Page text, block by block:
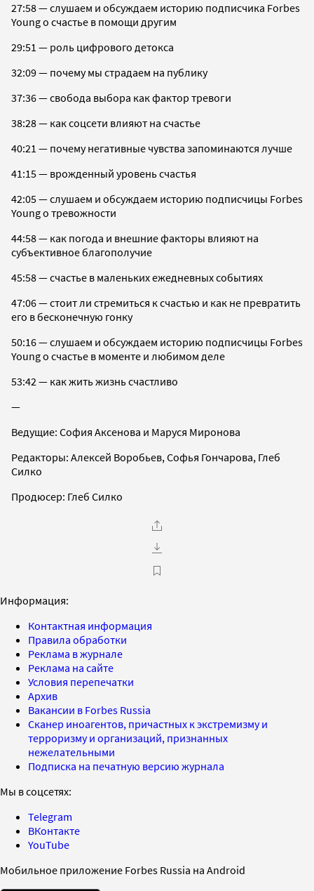
27:58 — слушаем и обсуждаем историю подписчика Forbes
Young о счастье в помощи другим
29:51 — роль цифрового детокса
32:09 — почему мы страдаем на публику
37:36 — свобода выбора как фактор тревоги
38:28 — как соцсети влияют на счастье
40:21 — почему негативные чувства запоминаются лучше
41:15 — врожденный уровень счастья
42:05 — слушаем и обсуждаем историю подписчицы Forbes
Young о тревожности
44:58 — как погода и внешние факторы влияют на
субъективное благополучие
45:58 — счастье в маленьких ежедневных событиях
47:06 — стоит ли стремиться к счастью и как не превратить
его в бесконечную гонку
50:16 — слушаем и обсуждаем историю подписчицы Forbes
Young о счастье в моменте и любимом деле
53:42 — как жить жизнь счастливо
—
Ведущие: София Аксенова и Маруся Миронова
Редакторы: Алексей Воробьев, Софья Гончарова, Глеб
Силко
Продюсер: Глеб Силко
Информация:
Контактная информация
Правила обработки
Реклама в журнале
Реклама на сайте
Условия перепечатки
Архив
Вакансии в Forbes Russia
Сканер иноагентов, причастных к экстремизму и
терроризму и организаций, признанных
нежелательными
Подписка на печатную версию журнала
Мы в соцсетях:
Telegram
ВКонтакте
YouTube
Мобильное приложение Forbes Russia на Android